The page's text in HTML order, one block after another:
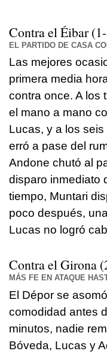
Contra el Éibar
EL PARTIDO DE CASA
Las mejores
primera media
contra once. A los
el mano a mano
Lucas, y a los
erró a pase del
Andone chutó al
disparo inmediato
tiempo, Muntari
poco después,
Lucas no logró
Contra el Girona
MÁS FE EN ATAQUE
El Dépor se
comodidad antes
minutos, nadie
Bóveda, Lucas y